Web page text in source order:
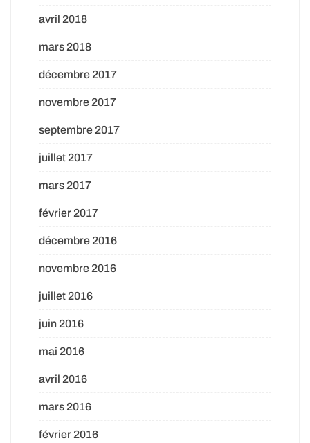
avril 2018
mars 2018
décembre 2017
novembre 2017
septembre 2017
juillet 2017
mars 2017
février 2017
décembre 2016
novembre 2016
juillet 2016
juin 2016
mai 2016
avril 2016
mars 2016
février 2016